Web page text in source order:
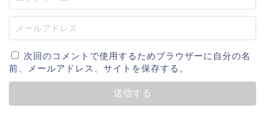
次回のコメントで使用するためブラウザーに自分の名
前、メールアドレス、サイトを保存する。